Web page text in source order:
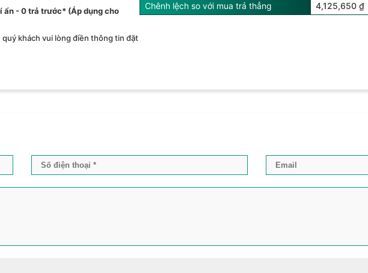
ẩn - 0 trả trước* (Áp dụng cho
quý khách vui lòng điền thông tin đặt
Chênh lệch so với mua trả thẳng
4,125,650 ₫